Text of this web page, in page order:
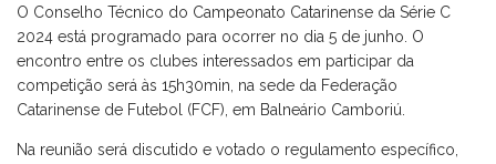
O Conselho Técnico do Campeonato Catarinense da Série C
2024 está programado para ocorrer no dia 5 de junho. O
encontro entre os clubes interessados em participar da
competição será às 15h30min, na sede da Federação
Catarinense de Futebol (FCF), em Balneário Camboriú.
Na reunião será discutido e votado o regulamento específico,